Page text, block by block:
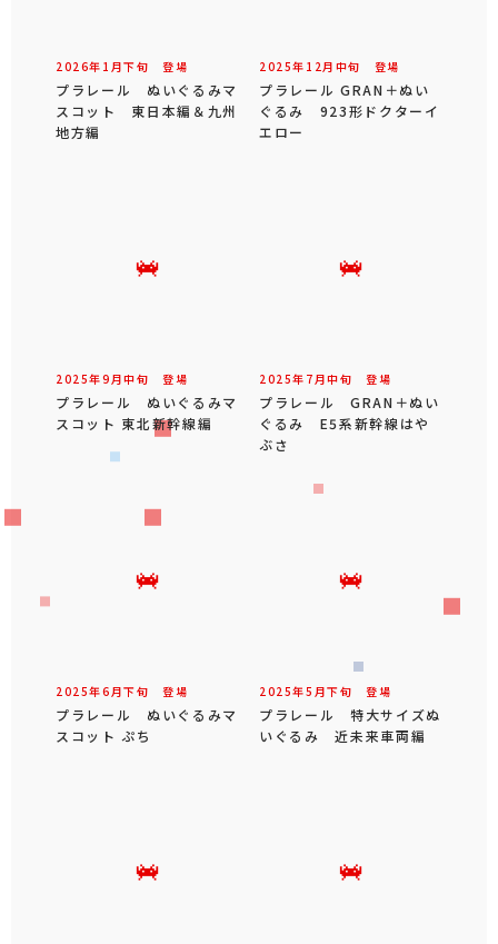
2026年 1 月下旬 登場
プラレール ぬいぐるみマ
スコット 東日本編＆九州
地方編
2025年 12 月 中旬 登場
プラレール GRAN＋ぬい
ぐるみ 923形ドクターイ
エロー
2025年9 月中旬 登場
プラレール ぬいぐるみマ
スコット 東北新幹線編
2025年 7 月中旬 登場
プラレール GRAN＋ぬい
ぐるみ E5系新幹線はや
ぶさ
2025年6 月下旬 登場
プラレール ぬいぐるみマ
スコット ぷち
2025年5 月下旬 登場
プラレール 特大サイズぬ
いぐるみ 近未来車両編